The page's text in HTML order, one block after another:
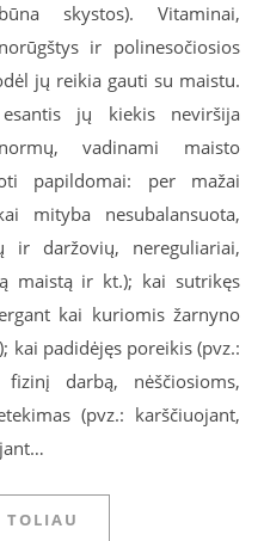
skystos). Vitaminai,
ir polinesočiosios
jų reikia gauti su maistu.
jų kiekis neviršija
vadinami maisto
papildomai: per mažai
mityba nesubalansuota,
ir daržovių, nereguliariai,
maistą ir kt.); kai sutrikęs
kai kuriomis žarnyno
kai padidėjęs poreikis (pvz.:
darbą, nėščiosioms,
(pvz.: karščiuojant,
TOLIAU